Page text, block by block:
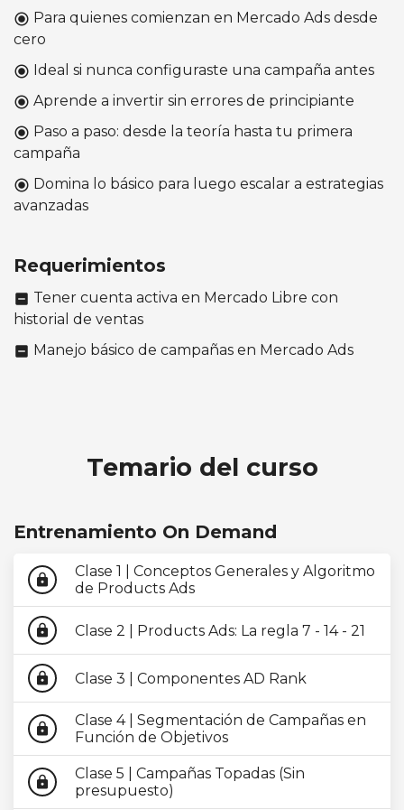
radio_button_checked Para quienes comienzan en Mercado Ads desde
cero
radio_button_checked Ideal si nunca configuraste una campaña antes
radio_button_checked Aprende a invertir sin errores de principiante
radio_button_checked Paso a paso: desde la teoría hasta tu primera
campaña
radio_button_checked Domina lo básico para luego escalar a estrategias
avanzadas
Requerimientos
indeterminate_check_box Tener cuenta activa en Mercado Libre con
historial de ventas
indeterminate_check_box Manejo básico de campañas en Mercado Ads
Temario del curso
Entrenamiento On Demand
lock
Clase 1 | Conceptos Generales y Algoritmo
de Products Ads
lock Clase 2 | Products Ads: La regla 7 - 14 - 21
lock Clase 3 | Componentes AD Rank
lock
Clase 4 | Segmentación de Campañas en
Función de Objetivos
lock
Clase 5 | Campañas Topadas (Sin
presupuesto)